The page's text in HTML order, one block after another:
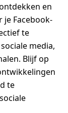
en
Facebook-
te
media,
Blijf op
te